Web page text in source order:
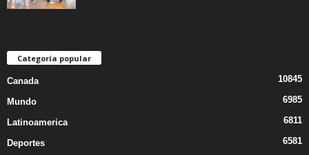
Categoría popular
Canada 10845
Mundo 6985
Latinoamerica 6811
Deportes 6581